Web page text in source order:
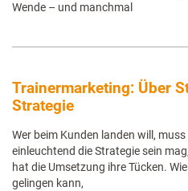
Wende – und manchmal
Trainermarketing: Über
Strategie
Wer beim Kunden landen will,
einleuchtend die Strategie sein
hat die Umsetzung ihre Tücken.
gelingen kann,